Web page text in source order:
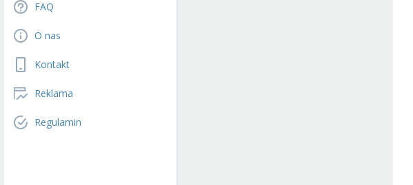
FAQ
O nas
Kontakt
Reklama
Regulamin